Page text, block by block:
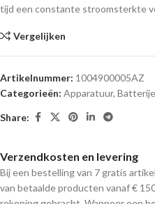
tijd een constante stroomsterkte
Vergelijken
Artikelnummer: 1004900005AZ
Categorieën: Apparatuur,
Share:
Verzendkosten en levering
Bij een bestelling van 7 gratis
van betaalde producten vanaf €